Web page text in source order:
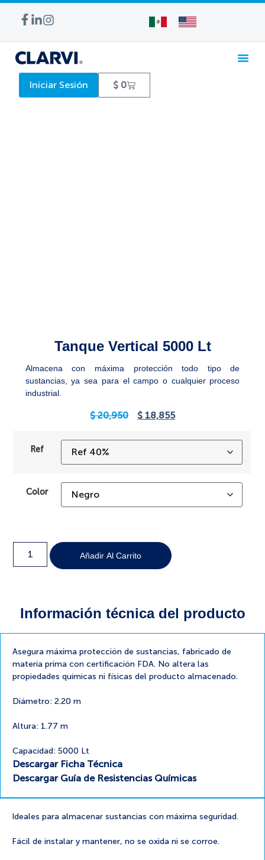
Iniciar Sesión $ 0
Tanque Vertical 5000 Lt
Almacena con máxima protección todo tipo de
sustancias, ya sea para el campo o cualquier proceso
industrial.
$20,950 $ 18,855
Ref
Color
Añadir Al Carrito
Información técnica del producto
Asegura máxima protección de sustancias, fabricado de
materia prima con certificación FDA. No altera las
propiedades químicas ni físicas del producto almacenado.
Diámetro: 2.20 m
Altura: 1.77 m
Capacidad: 5000 Lt
Descargar Ficha Técnica
Descargar Guía de Resistencias Químicas
Ideales para almacenar sustancias con máxima seguridad.
Fácil de instalar y mantener, no se oxida ni se corroe.